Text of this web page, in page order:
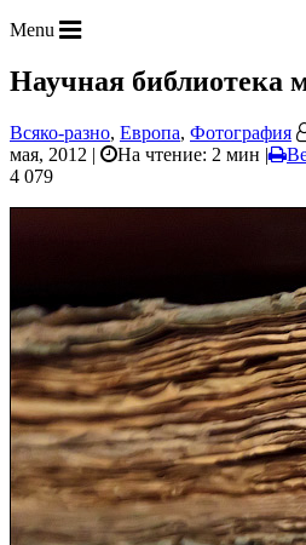
Menu
Научная библиотека
Всяко-разно, Европа, Фотография
мая, 2012 |
На чтение: 2 мин |
4 079